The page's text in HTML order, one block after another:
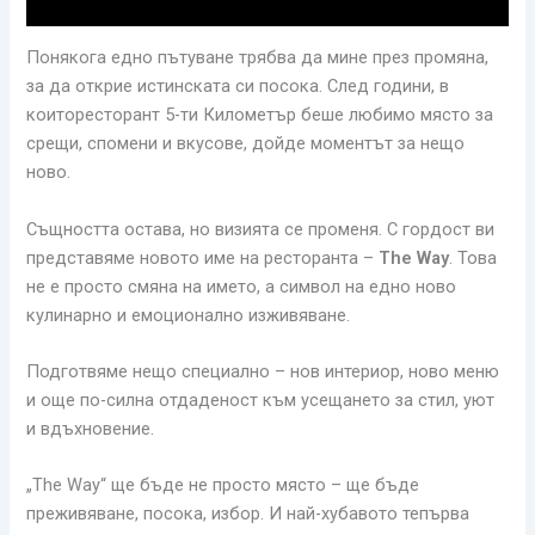
Понякога едно пътуване трябва да мине през промяна,
за да открие истинската си посока. След години, в
коиторесторант 5-ти Километър беше любимо място за
срещи, спомени и вкусове, дойде моментът за нещо
ново.
Същността остава, но визията се променя. С гордост ви
представяме новото име на ресторанта – The Way. Това
не е просто смяна на името, а символ на едно ново
кулинарно и емоционално изживяване.
Подготвяме нещо специално – нов интериор, ново меню
и още по-силна отдаденост към усещането за стил, уют
и вдъхновение.
„The Way“ ще бъде не просто място – ще бъде
преживяване, посока, избор. И най-хубавото тепърва